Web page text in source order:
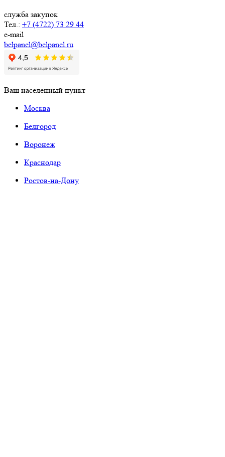
служба закупок
Тел.: +7 (4722) 73 29 44
e-mail
belpanel@belpanel.ru
Ваш населенный пункт
Москва
Белгород
Воронеж
Краснодар
Ростов-на-Дону